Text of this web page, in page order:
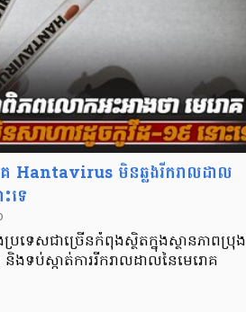
គ Hantavirus មិនឆ្លងរីករាលដាល
ទេ
រទេសជាច្រើនកំពុងស្ថិតក្នុងស្ថានភាពប្រុង
និងទប់ស្កាត់ការរីករាលដាលនៃមេរោគ